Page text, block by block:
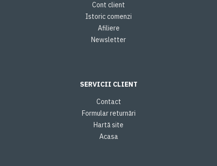
Cont client
Istoric comenzi
Afiliere
Newsletter
SERVICII CLIENT
Contact
Formular returnări
Hartă site
Acasa